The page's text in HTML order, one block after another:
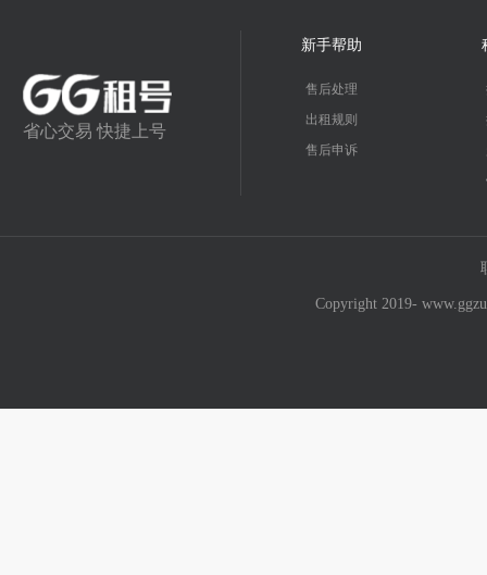
省心交易 快捷上号
新手帮助
售后处理
出租规则
售后申诉
Copyright 2019-